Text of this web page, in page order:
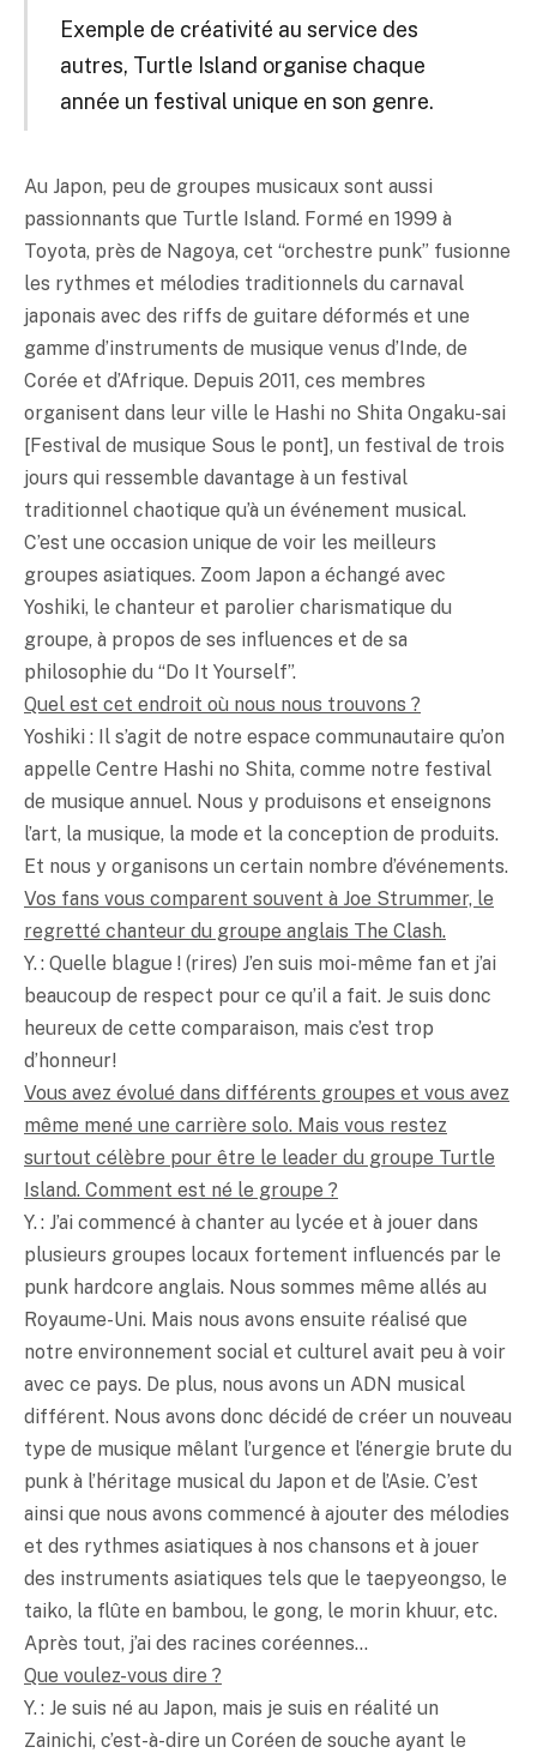
Exemple de créativité au service des
autres, Turtle Island organise chaque
année un festival unique en son genre.
Au Japon, peu de groupes musicaux sont aussi
passionnants que Turtle Island. Formé en 1999 à
Toyota, près de Nagoya, cet “orchestre punk” fusionne
les rythmes et mélodies traditionnels du carnaval
japonais avec des riffs de guitare déformés et une
gamme d’instruments de musique venus d’Inde, de
Corée et d’Afrique. Depuis 2011, ces membres
organisent dans leur ville le Hashi no Shita Ongaku-sai
[Festival de musique Sous le pont], un festival de trois
jours qui ressemble davantage à un festival
traditionnel chaotique qu’à un événement musical.
C’est une occasion unique de voir les meilleurs
groupes asiatiques. Zoom Japon a échangé avec
Yoshiki, le chanteur et parolier charismatique du
groupe, à propos de ses influences et de sa
philosophie du “Do It Yourself”.
Quel est cet endroit où nous nous trouvons ?
Yoshiki : Il s’agit de notre espace communautaire qu’on
appelle Centre Hashi no Shita, comme notre festival
de musique annuel. Nous y produisons et enseignons
l’art, la musique, la mode et la conception de produits.
Et nous y organisons un certain nombre d’événements.
Vos fans vous comparent souvent à Joe Strummer, le
regretté chanteur du groupe anglais The Clash.
Y. : Quelle blague ! (rires) J’en suis moi-même fan et j’ai
beaucoup de respect pour ce qu’il a fait. Je suis donc
heureux de cette comparaison, mais c’est trop
d’honneur!
Vous avez évolué dans différents groupes et vous avez
même mené une carrière solo. Mais vous restez
surtout célèbre pour être le leader du groupe Turtle
Island. Comment est né le groupe ?
Y. : J’ai commencé à chanter au lycée et à jouer dans
plusieurs groupes locaux fortement influencés par le
punk hardcore anglais. Nous sommes même allés au
Royaume-Uni. Mais nous avons ensuite réalisé que
notre environnement social et culturel avait peu à voir
avec ce pays. De plus, nous avons un ADN musical
différent. Nous avons donc décidé de créer un nouveau
type de musique mêlant l’urgence et l’énergie brute du
punk à l’héritage musical du Japon et de l’Asie. C’est
ainsi que nous avons commencé à ajouter des mélodies
et des rythmes asiatiques à nos chansons et à jouer
des instruments asiatiques tels que le taepyeongso, le
taiko, la flûte en bambou, le gong, le morin khuur, etc.
Après tout, j’ai des racines coréennes…
Que voulez-vous dire ?
Y. : Je suis né au Japon, mais je suis en réalité un
Zainichi, c’est-à-dire un Coréen de souche ayant le